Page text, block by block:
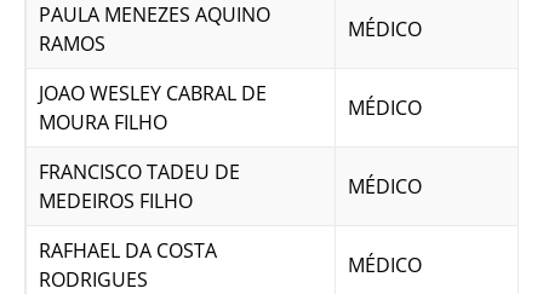
PAULA MENEZES AQUINO
RAMOS
MÉDICO
JOAO WESLEY CABRAL DE
MOURA FILHO
MÉDICO
FRANCISCO TADEU DE
MEDEIROS FILHO
MÉDICO
RAFHAEL DA COSTA
RODRIGUES
MÉDICO